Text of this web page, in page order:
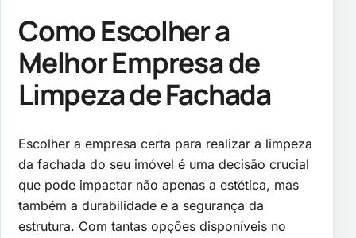
Como Escolher a
Melhor Empresa de
Limpeza de Fachada
Escolher a empresa certa para realizar a limpeza
da fachada do seu imóvel é uma decisão crucial
que pode impactar não apenas a estética, mas
também a durabilidade e a segurança da
estrutura. Com tantas opções disponíveis no